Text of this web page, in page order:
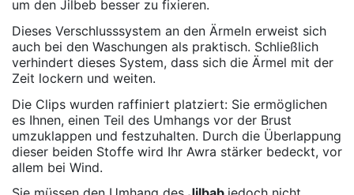
um den Jilbeb besser zu fixieren.
Dieses Verschlusssystem an den Ärmeln erweist sich
auch bei den Waschungen als praktisch. Schließlich
verhindert dieses System, dass sich die Ärmel mit der
Zeit lockern und weiten.
Die Clips wurden raffiniert platziert: Sie ermöglichen
es Ihnen, einen Teil des Umhangs vor der Brust
umzuklappen und festzuhalten. Durch die Überlappung
dieser beiden Stoffe wird Ihr Awra stärker bedeckt, vor
allem bei Wind.